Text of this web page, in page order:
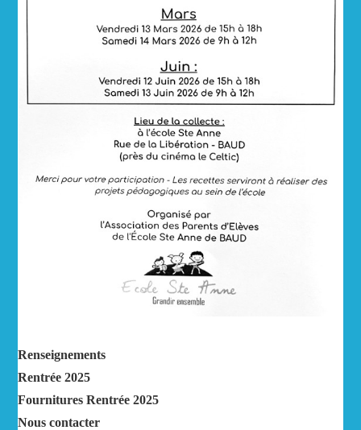
Renseignements
Rentrée 2025
Fournitures Rentrée 2025
Nous contacter